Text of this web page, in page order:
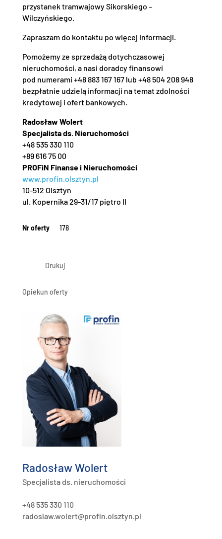
przystanek tramwajowy Sikorskiego –
Wilczyńskiego.
Zapraszam do kontaktu po więcej informacji.
Pomożemy ze sprzedażą dotychczasowej
nieruchomości, a nasi doradcy finansowi
pod numerami +48 883 167 167 lub +48 504 208 948
bezpłatnie udzielą informacji na temat zdolności
kredytowej i ofert bankowych.
Radosław Wolert
Specjalista ds. Nieruchomości
+48 535 330 110
+89 616 75 00
PROFiN Finanse i Nieruchomości
www.profin.olsztyn.pl
10-512 Olsztyn
ul. Kopernika 29-31/17 piętro II
Nr oferty 178
Drukuj
Opiekun oferty
Radosław Wolert
Specjalista ds. nieruchomości
+48 535 330 110
radoslaw.wolert@profin.olsztyn.pl